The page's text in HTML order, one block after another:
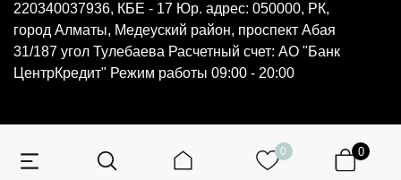
0 0
220340037936, КБЕ - 17 Юр. адрес: 050000, РК,
город Алматы, Медеуский район, проспект Абая
31/187 угол Тулебаева Расчетный счет: АО "Банк
ЦентрКредит" Режим работы 09:00 - 20:00
© 2026 Все права защищены